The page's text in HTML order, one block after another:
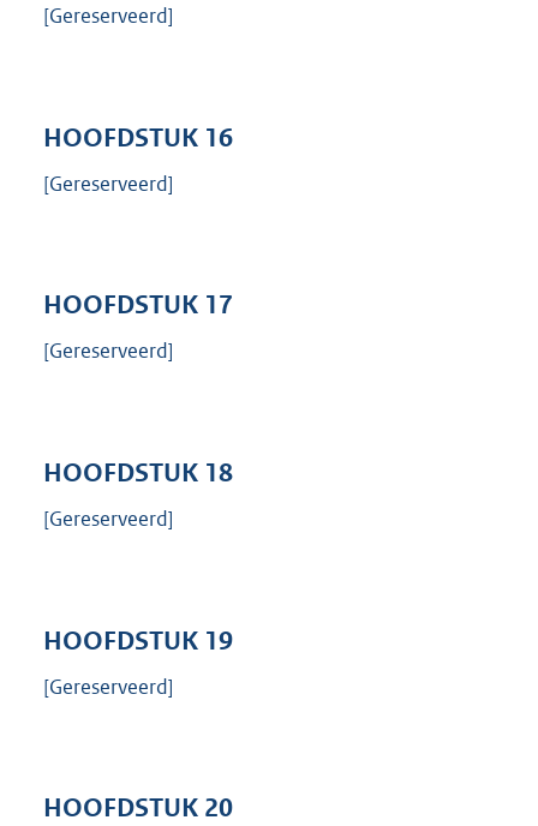
[Gereserveerd]
HOOFDSTUK 16
[Gereserveerd]
HOOFDSTUK 17
[Gereserveerd]
HOOFDSTUK 18
[Gereserveerd]
HOOFDSTUK 19
[Gereserveerd]
HOOFDSTUK 20